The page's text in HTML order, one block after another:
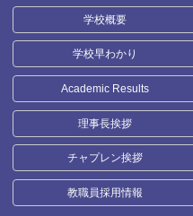
学校概要
学校早わかり
Academic Results
理事長挨拶
チャプレン挨拶
教職員採用情報